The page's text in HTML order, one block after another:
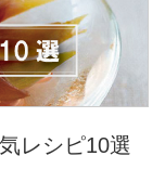
レシピ10選